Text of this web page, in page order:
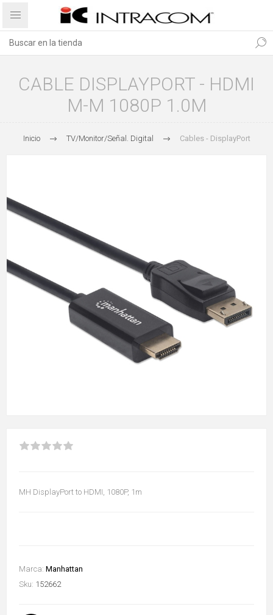
CABLE DISPLAYPORT - HDMI
M-M 1080P 1.0M
Inicio TV/Monitor/Señal. Digital Cables - DisplayPort
MH DisplayPort to HDMI, 1080P, 1m
Marca: Manhattan
Sku: 152662